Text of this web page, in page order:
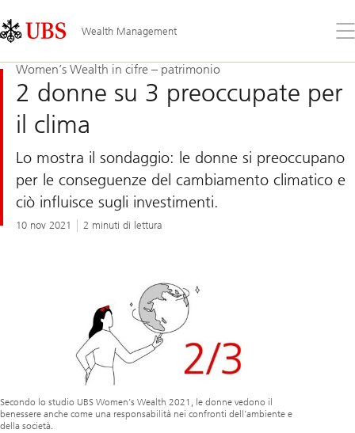
Links
Area
Wealth Management
il
Women’s Wealth in cifre – patrimonio
2 donne su 3 preoccupate per
il clima
Lo mostra il sondaggio: le donne si preoccupano
per le conseguenze del cambiamento climatico e
ciò influisce sugli investimenti.
10 nov 2021 2 minuti di lettura
Secondo lo studio UBS Women’s Wealth 2021, le donne vedono il
benessere anche come una responsabilità nei confronti dell’ambiente e
della società.